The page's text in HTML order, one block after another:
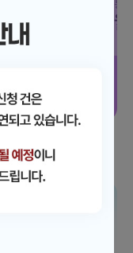
통
이벤트 더보기